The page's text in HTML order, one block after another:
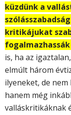
küzdünk a
kritikájukat
is, ha az
elmúlt három
ilyeneket, de
hanem még
valláskritikáknak